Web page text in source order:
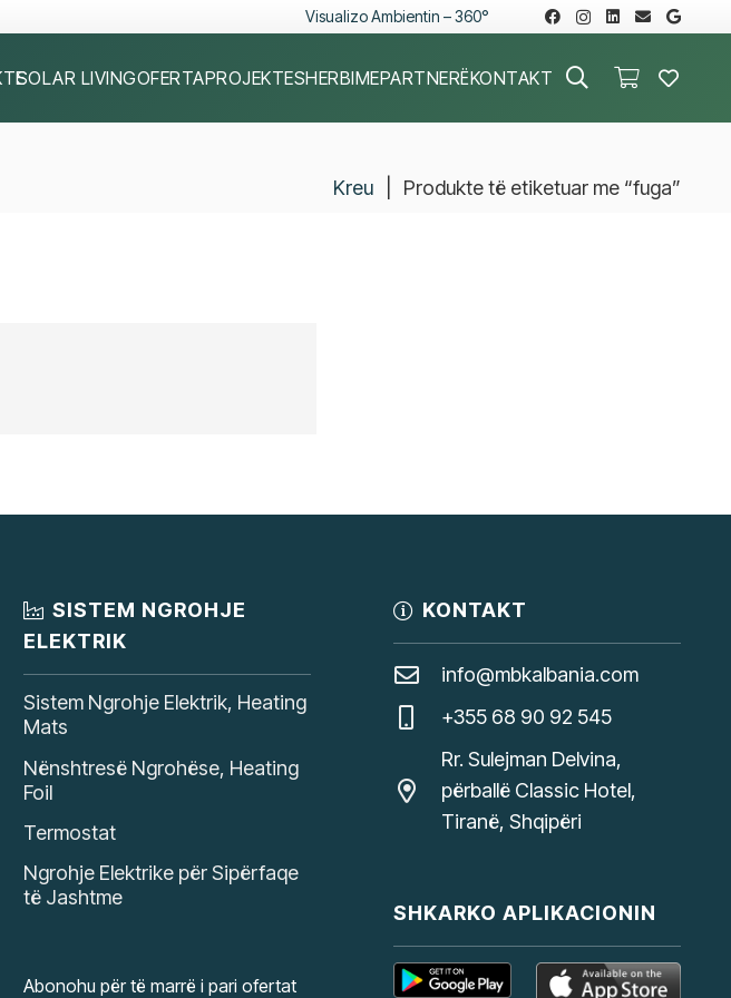
Visualizo Ambientin – 360°
SOLAR LIVINGOFERTAPROJEKTESHERBIMEPARTNERËKONTAKT
Kreu Produkte të etiketuar me “fuga”
SISTEM NGROHJE
ELEKTRIK
Sistem Ngrohje Elektrik, Heating
Mats
Nënshtresë Ngrohëse, Heating
Foil
Termostat
Ngrohje Elektrike për Sipërfaqe
të Jashtme
Abonohu për të marrë i pari ofertat
KONTAKT
info@mbkalbania.com
+355 68 90 92 545
Rr. Sulejman Delvina,
përballë Classic Hotel,
Tiranë, Shqipëri
SHKARKO APLIKACIONIN